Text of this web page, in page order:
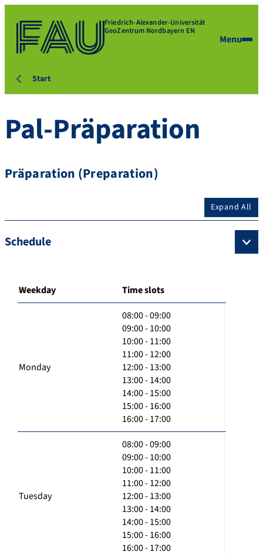
Friedrich-Alexander-Universität
GeoZentrum Nordbayern EN
Menu
Start
Pal-Präparation
Präparation (Preparation)
Expand All
Schedule
Weekday Time slots
Monday
08:00 - 09:00
09:00 - 10:00
10:00 - 11:00
11:00 - 12:00
12:00 - 13:00
13:00 - 14:00
14:00 - 15:00
15:00 - 16:00
16:00 - 17:00
Tuesday
08:00 - 09:00
09:00 - 10:00
10:00 - 11:00
11:00 - 12:00
12:00 - 13:00
13:00 - 14:00
14:00 - 15:00
15:00 - 16:00
16:00 - 17:00